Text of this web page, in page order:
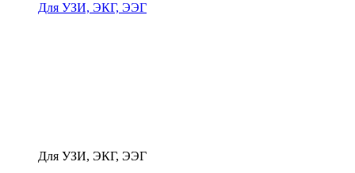
Для УЗИ, ЭКГ, ЭЭГ
Для УЗИ, ЭКГ, ЭЭГ